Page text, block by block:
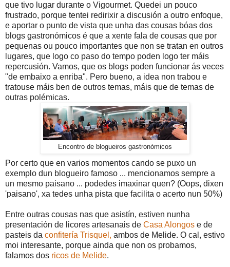
que tivo lugar durante o Vigourmet. Quedei un pouco
frustrado, porque tentei redirixir a discusión a outro enfoque,
e aportar o punto de vista que unha das cousas bóas dos
blogs gastronómicos é que a xente fala de cousas que por
pequenas ou pouco importantes que non se tratan en outros
lugares, que logo co paso do tempo poden logo ter máis
repercusión. Vamos, que os blogs poden funcionar ás veces
"de embaixo a enriba". Pero bueno, a idea non trabou e
tratouse máis ben de outros temas, máis que de temas de
outras polémicas.
Encontro de blogueiros gastronómicos
Por certo que en varios momentos cando se puxo un
exemplo dun blogueiro famoso ... mencionamos sempre a
un mesmo paisano ... podedes imaxinar quen? (Oops, dixen
'paisano', xa tedes unha pista que facilita o acerto nun 50%)
Entre outras cousas nas que asistín, estiven nunha
presentación de licores artesanais de Casa Alongos e de
pasteis da confitería Trisquel, ambos de Melide. O cal, estivo
moi interesante, porque ainda que non os probamos,
falamos dos ricos de Melide.